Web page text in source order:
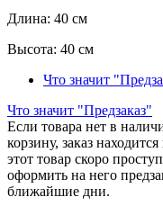
Длина: 40 см
Высота: 40 см
Что значит
Что значит "Предзаказ"
Если товара нет в
корзину, заказ
этот товар скоро
оформить на него
ближайшие дни.